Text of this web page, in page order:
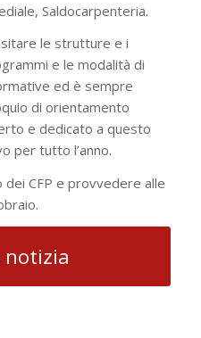
Saldocarpenteria.
le strutture e i
e le modalità di
ed è sempre
di orientamento
e dedicato a questo
per tutto l’anno.
CFP e provvedere alle
notizia